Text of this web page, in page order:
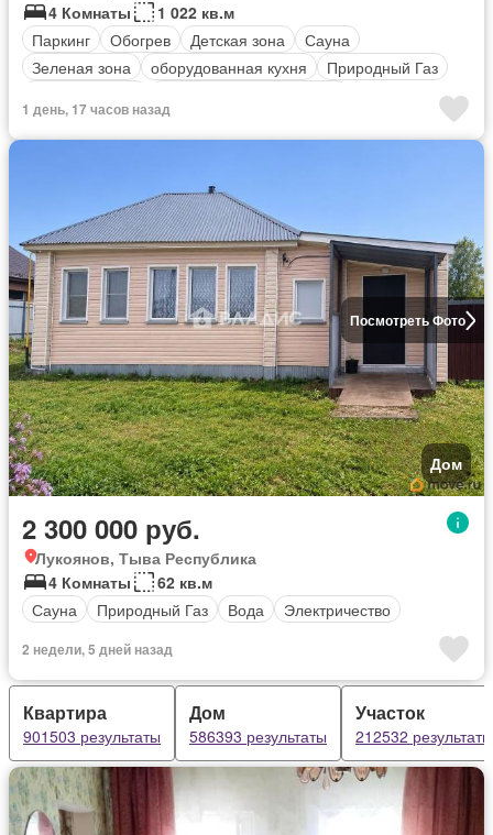
4 Комнаты
1 022 кв.м
Паркинг
Обогрев Детская зона
Сауна
Зеленая зона
оборудованная кухня
Природный Газ
1 день, 17 часов назад
Посмотреть Фото
Дом
2 300 000 руб.
Лукоянов, Тыва Республика
4 Комнаты
62 кв.м
Сауна
Природный Газ Вода Электричество
2 недели, 5 дней назад
Квартира
901503 результаты
Дом
586393 результаты
Участок
212532 результаты